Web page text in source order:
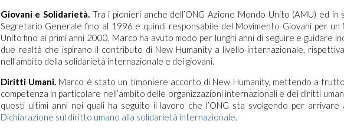
Giovani e Solidarietà. Tra i pionieri anche dell’ONG Azione Mondo Unito (AMU) ed in
Segretario Generale fino al 1996 e quindi responsabile del Movimento Giovani per un
Unito fino ai primi anni 2000, Marco ha avuto modo per lunghi anni di seguire e guidare
due realtà che ispirano il contributo di New Humanity a livello internazionale,
nell’ambito della solidarietà internazionale e dei giovani.
Diritti Umani.Marco è stato un timoniere accorto di New Humanity, mettendo a
competenza in particolare nell’ambito delle organizzazioni internazionali e dei diritti
questi ultimi anni nei quali ha seguito il lavoro che l’ONG sta svolgendo per arrivare
Dichiarazione sul diritto umano alla solidarietà internazionale.